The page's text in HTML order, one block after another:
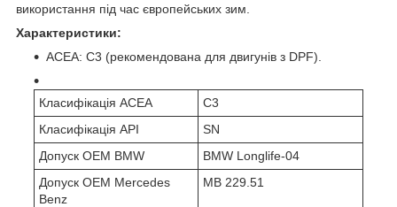
використання під час європейських зим.
Характеристики:
ACEA: С3 (рекомендована для двигунів з DPF).
Класифікація ACEA
C3
Класифікація API
SN
Допуск OEM BMW
BMW Longlife-04
Допуск OEM Mercedes
Benz
MB 229.51